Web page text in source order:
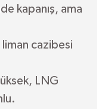
kapanış, ama
cazibesi
LNG